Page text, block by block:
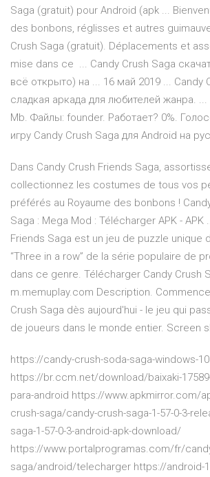
Saga (gratuit) pour Android (apk ...
des bonbons, réglisses et autres
Crush Saga (gratuit). Déplacements et
mise dans ce ... Candy Crush Saga
всё открыто) на ... 16 май 2019 ... Candy
сладкая аркада для любителей жанра.
Mb. Файлы: founder. Работает? 0%.
игру Candy Crush Saga для Android на
Dans Candy Crush Friends Saga,
collectionnez les costumes de tous vos
préférés au Royaume des bonbons !
Saga : Mega Mod : Télécharger APK - APK
Friends Saga est un jeu de puzzle unique
“Three in a row” de la série populaire de
dans ce genre. Télécharger Candy Crush
m.memuplay.com Description.
Crush Saga dès aujourd'hui - le jeu qui
de joueurs dans le monde entier. Screen
https://candy-crush-soda-saga-windows-
https://br.ccm.net/download/baixaki-
para-android https://www.apkmirror.com/
crush-saga/candy-crush-saga-1-57-0-3-
saga-1-57-0-3-android-apk-download/
https://www.portalprogramas.com/fr/
saga/android/telecharger https://android-